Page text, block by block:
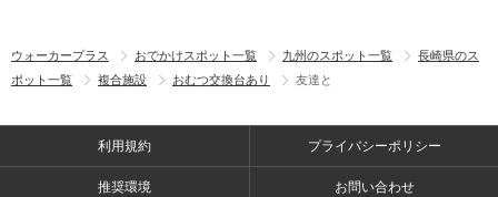
ウォーカープラス おでかけスポット一覧 九州のスポット一覧
長崎県のス
ポット一覧
複合施設 おむつ交換台あり 友達と
利用規約 プライバシーポリシー
推奨環境 お問い合わせ